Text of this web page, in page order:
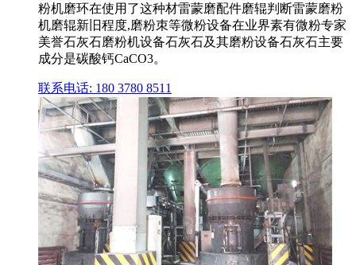
粉机磨环在使用了这种材雷蒙磨配件磨辊判断雷蒙磨粉
机磨辊新旧程度,磨粉朿等微粉设备在业界素有微粉专家
美誉石灰石磨粉机设备石灰石及其磨粉设备石灰石主要
成分是碳酸钙CaCO3。
联系电话: 180 3780 8511